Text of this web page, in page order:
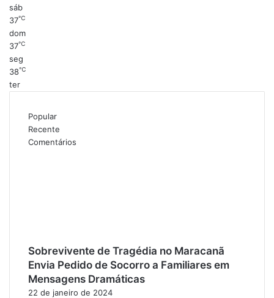
sáb
37℃
dom
37℃
seg
38℃
ter
Popular
Recente
Comentários
Sobrevivente de Tragédia no Maracanã
Envia Pedido de Socorro a Familiares em
Mensagens Dramáticas
22 de janeiro de 2024